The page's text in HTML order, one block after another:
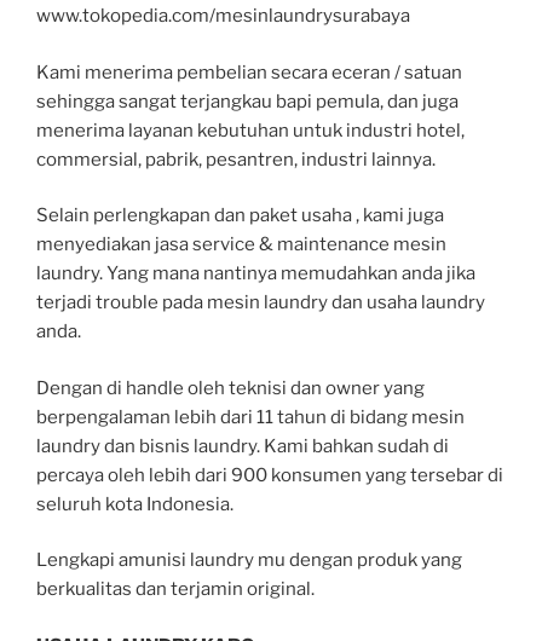
www.tokopedia.com/mesinlaundrysurabaya
Kami menerima pembelian secara eceran / satuan
sehingga sangat terjangkau bapi pemula, dan juga
menerima layanan kebutuhan untuk industri hotel,
commersial, pabrik, pesantren, industri lainnya.
Selain perlengkapan dan paket usaha , kami juga
menyediakan jasa service & maintenance mesin
laundry. Yang mana nantinya memudahkan anda jika
terjadi trouble pada mesin laundry dan usaha laundry
anda.
Dengan di handle oleh teknisi dan owner yang
berpengalaman lebih dari 11 tahun di bidang mesin
laundry dan bisnis laundry. Kami bahkan sudah di
percaya oleh lebih dari 900 konsumen yang tersebar di
seluruh kota Indonesia.
Lengkapi amunisi laundry mu dengan produk yang
berkualitas dan terjamin original.